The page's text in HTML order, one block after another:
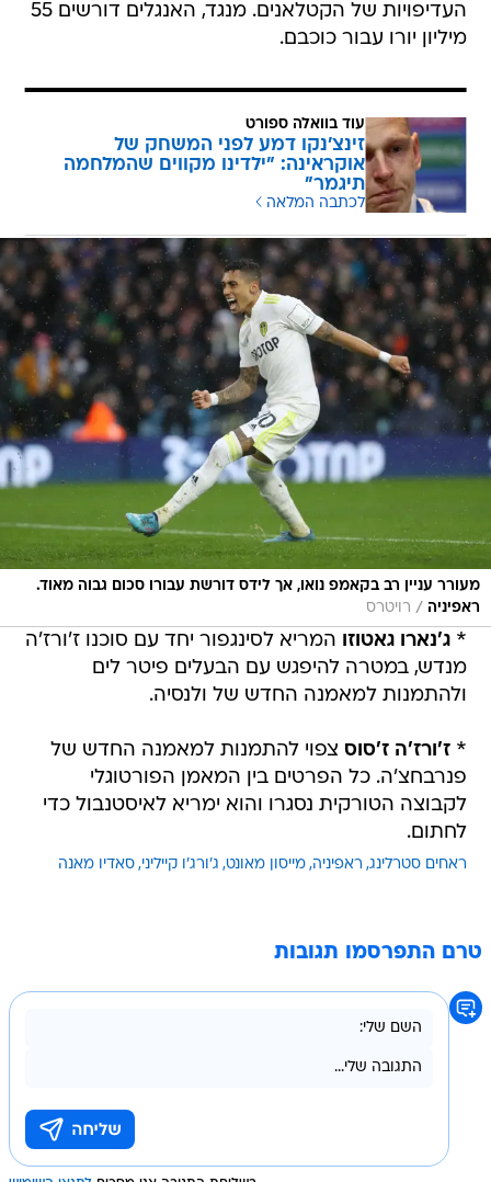
העדיפויות של הקטלאנים. מנגד, האנגלים דורשים 55
מיליון יורו עבור כוכבם.
עוד בוואלה ספורט
זינצ'נקו דמע לפני המשחק של
אוקראינה: "ילדינו מקווים שהמלחמה
תיגמר"
לכתבה המלאה
מעורר עניין רב בקאמפ נואו, אך לידס דורשת עבורו סכום גבוה מאוד.
ראפיניה / רויטרס
*ג'נארו גאטוזו המריא לסינגפור יחד עם סוכנו ז'ורז'ה
מנדש, במטרה להיפגש עם הבעלים פיטר לים
ולהתמנות למאמנה החדש של ולנסיה.
*ז'ורז'ה ז'סוס צפוי להתמנות למאמנה החדש של
פנרבחצ'ה. כל הפרטים בין המאמן הפורטוגלי
לקבוצה הטורקית נסגרו והוא ימריא לאיסטנבול כדי
לחתום.
ראחים סטרלינג ראפיניה מייסון מאונט ג'ורג'ו קייליני סאדיו מאנה
טרם התפרסמו תגובות